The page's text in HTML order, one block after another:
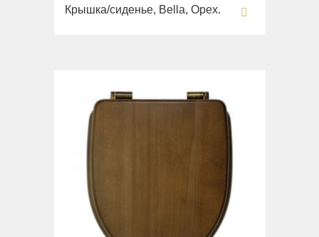
Крышка/сиденье, Bella, Орех.